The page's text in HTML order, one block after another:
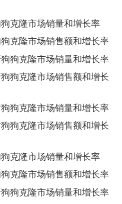
克隆市场销量和增长率
克隆市场销售额和增长率
狗克隆市场销量和增长率
狗克隆市场销售额和增长
狗克隆市场销量和增长率
狗克隆市场销售额和增长
克隆市场销量和增长率
克隆市场销售额和增长率
狗克隆市场销量和增长率